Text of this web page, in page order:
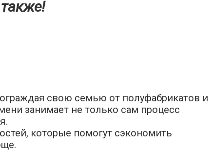
свою семью от полуфабрикатов и
занимает не только сам процесс
которые помогут сэкономить